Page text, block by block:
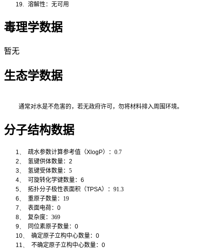
19.
溶解性：无可用
毒理学数据
暂无
生态学数据
通常对水是不危害的，若无政府许可，勿将材料排入周围环境。
分子结构数据
1、 疏水参数计算参考值（XlogP）：0.7
2、
氢键供体数量： 2
3、
氢键受体数量：5
4、
可旋转化学键数量： 6
5、
拓扑分子极性表面积（TPSA）：91.3
6、
重原子数量：19
7、
表面电荷： 0
8、
复杂度：369
9、
同位素原子数量： 0
10、
确定原子立构中心数量： 0
11、
不确定原子立构中心数量： 0